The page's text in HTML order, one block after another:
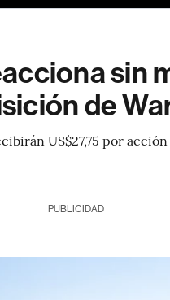
sin
de
US$27,75 por
PUBLICIDAD